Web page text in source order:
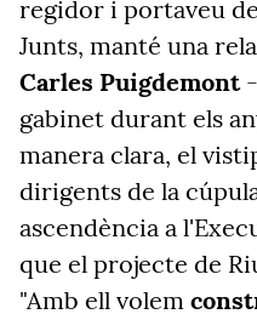
regidor i portaveu
Junts, manté una
Carles Puigdemont
gabinet durant els
manera clara, el
dirigents de la
ascendència a
que el projecte de
"Amb ell volem